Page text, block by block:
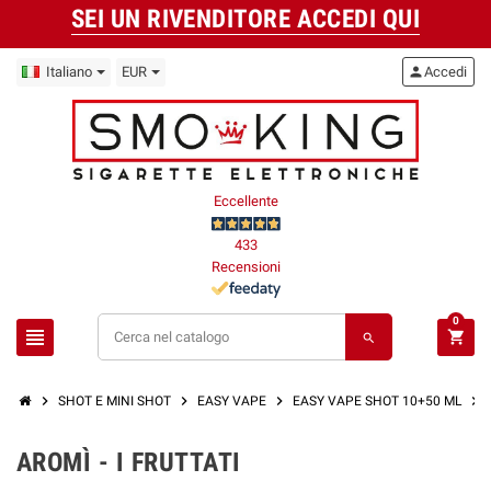
SEI UN RIVENDITORE ACCEDI QUI
Italiano EUR
Eccellente
433
Recensioni
view_headline search
personAccedi
shopping_cart
0
chevron_right SHOT E MINI SHOT chevron_right EASY VAPE chevron_right EASY VAPE SHOT 10+50 ML chevron_right
AROMÌ - I FRUTTATI